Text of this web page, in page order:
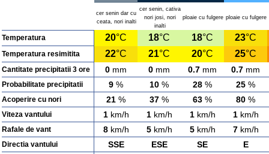
cer senin dar cu
ceata, nori inalti
cer senin, cativa
nori josi, nori
inalti
ploaie cu fulgere ploaie cu fulgere
Temperatura 20°C 18°C 18°C 23°C
Temperatura resimitita 22°C 21°C 20°C 25°C
Cantitate precipitatii 3 ore 0 mm 0 mm 0.7 mm 0.7 mm
Probabilitate precipitatii 9 % 10 % 28 % 25 %
Acoperire cu nori 21 % 37 % 63 % 80 %
Viteza vantului 1km/h 1km/h 1km/h 1km/h
Rafale de vant 8km/h 5km/h 5km/h 7km/h
Directia vantului SSE ESE SE E